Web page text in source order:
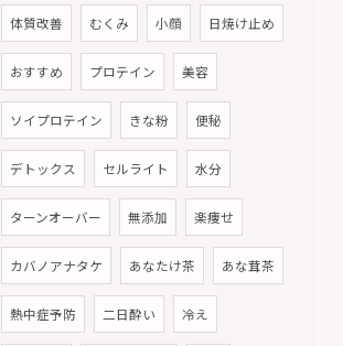
体質改善 むくみ 小顔 日焼け止め
おすすめ プロテイン 美容
ソイプロテイン きな粉 便秘
デトックス セルライト 水分
ターンオーバー 無添加 楽痩せ
カバノアナタケ あなたけ茶 あな茸茶
熱中症予防 二日酔い 冷え